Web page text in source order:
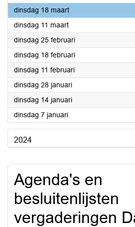
dinsdag 18 maart2025
dinsdag 11 maart2025
dinsdag 25 februari2025
dinsdag 18 februari2025
dinsdag 11 februari2025
dinsdag 28 januari2025
dinsdag 14 januari2025
dinsdag 7 januari2025
2024
Agenda's en
besluitenlijsten
vergaderingen